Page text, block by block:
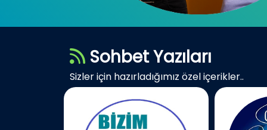
Sohbet Yazıları
Sizler için hazırladığımız özel içerikler..